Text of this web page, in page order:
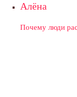
Алёна
Почему люди